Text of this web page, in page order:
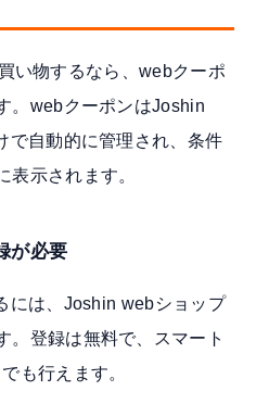
い物するなら、webクーポ
。webクーポンはJoshin
で自動的に管理され、条件
表示されます。
が必要
は、 Joshin webショップ
。登録は無料で、スマート
も行えます。